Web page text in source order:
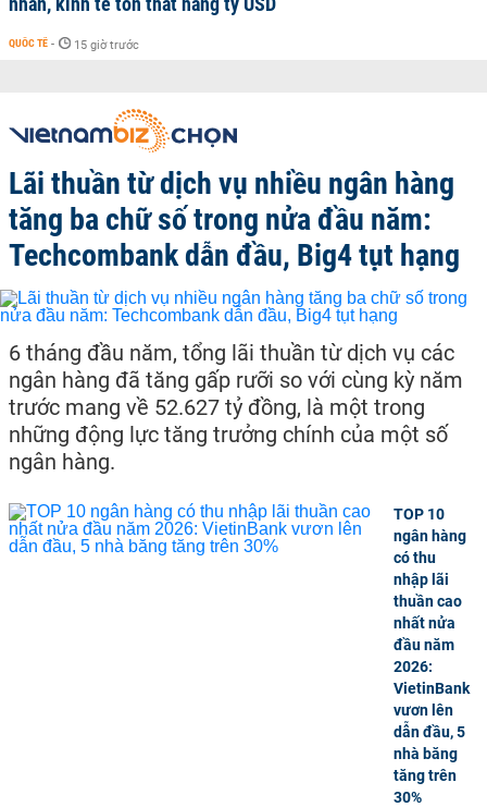
QUỐC TẾ - 15 giờ trước
Lãi thuần từ dịch vụ nhiều ngân hàng
tăng ba chữ số trong nửa đầu năm:
Techcombank dẫn đầu, Big4 tụt hạng
6 tháng đầu năm, tổng lãi thuần từ dịch vụ các
ngân hàng đã tăng gấp rưỡi so với cùng kỳ năm
trước mang về 52.627 tỷ đồng, là một trong
những động lực tăng trưởng chính của một số
ngân hàng.
TOP 10
ngân hàng
có thu
nhập lãi
thuần cao
nhất nửa
đầu năm
2026:
VietinBank
vươn lên
dẫn đầu, 5
nhà băng
tăng trên
30%